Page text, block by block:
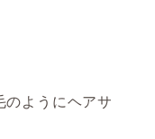
のようにヘアサ